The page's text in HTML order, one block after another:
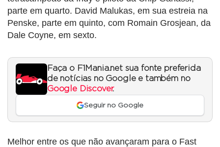
parte em quarto. David Malukas, em sua estreia na
Penske, parte em quinto, com Romain Grosjean, da
Dale Coyne, em sexto.
Faça o F1Mania.net sua fonte preferida
de notícias no Google e também no
Google Discover.
Seguir no Google
Melhor entre os que não avançaram para o Fast